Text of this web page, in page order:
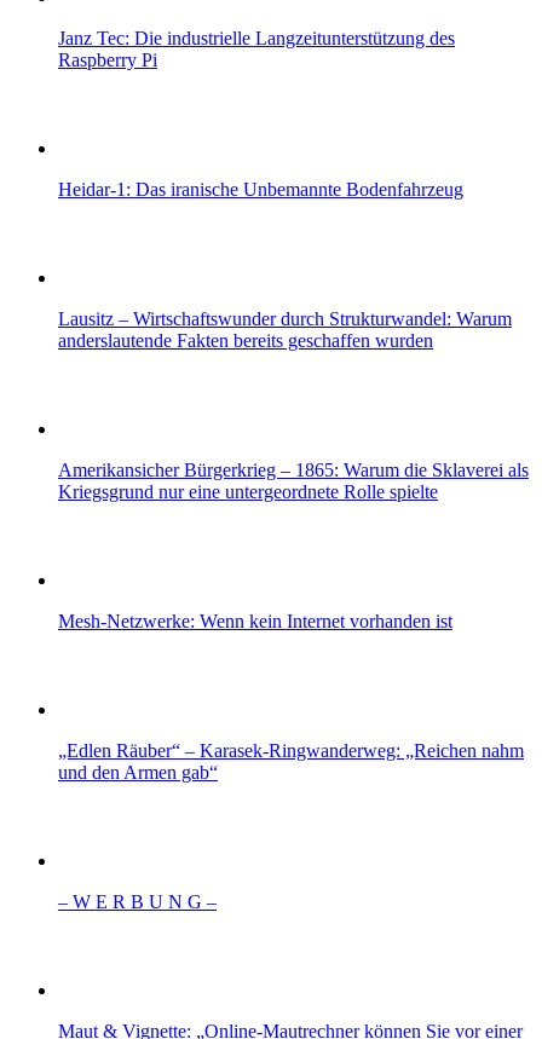
Janz Tec: Die industrielle Langzeitunterstützung des
Raspberry Pi
Heidar-1: Das iranische Unbemannte Bodenfahrzeug
Lausitz – Wirtschaftswunder durch Strukturwandel: Warum
anderslautende Fakten bereits geschaffen wurden
Amerikansicher Bürgerkrieg – 1865: Warum die Sklaverei als
Kriegsgrund nur eine untergeordnete Rolle spielte
Mesh-Netzwerke: Wenn kein Internet vorhanden ist
„Edlen Räuber“ – Karasek-Ringwanderweg: „Reichen nahm
und den Armen gab“
– W Ε R Β U Ν G –
Maut & Vignette: „Online-Mautrechner können Sie vor einer